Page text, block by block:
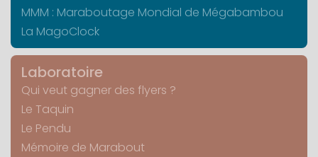
MMM : Maraboutage Mondial de Mégabambou
La MagoClock
Laboratoire
Qui veut gagner des flyers ?
Le Taquin
Le Pendu
Mémoire de Marabout